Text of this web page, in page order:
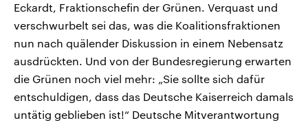
Eckardt, Fraktionschefin der Grünen. Verquast und
verschwurbelt sei das, was die Koalitionsfraktionen
nun nach quälender Diskussion in einem Nebensatz
ausdrückten. Und von der Bundesregierung erwarten
die Grünen noch viel mehr: „Sie sollte sich dafür
entschuldigen, dass das Deutsche Kaiserreich damals
untätig geblieben ist!“ Deutsche Mitverantwortung